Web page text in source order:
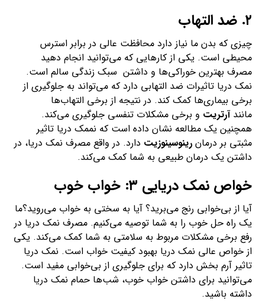
۲. ضد التهاب
چیزی که بدن ما نیاز دارد محافظت عالی در برابر استرس
محیطی است. یکی از کارهایی که می‌توانید انجام دهید
مصرف بهترین خوراکی‌ها و داشتن سبک زندگی سالم است.
نمک دریا تاثیرات ضد التهابی دارد که می‌تواند به جلوگیری از
برخی بیماری‌ها کمک کند. در نتیجه از برخی التهاب‌ها
مانندآرتریت و برخی مشکلات تنفسی جلوگیری می‌کند.
همچنین یک مطالعه نشان داده است که نممک دریا تاثیر
مثبتی بر درمانرینوسینوزیت دارد. در واقع مصرف نمک دریا، در
داشتن یک درمان طبیعی به شما کمک می‌کند.
خواص نمک دریایی ۳: خواب خوب
آیا از بی‌خوابی رنج می‌برید؟ آیا به سختی به خواب می‌روید؟ما
یک راه حل خوب را به شما توصیه می‌کنیم. مصرف نمک دریا در
رفع برخی مشکلات مربوط به سلامتی به شما کمک می‌کند. یکی
از خواص عالی نمک دریا بهبود کیفیت خواب است. نمک دریا
تاثیر آرم بخش دارد که برای جلوگیری از بی‌خوابی مفید است.
می‌توانید برای داشتن خواب خوب، شب‌ها حمام نمک دریا
داشته باشید.